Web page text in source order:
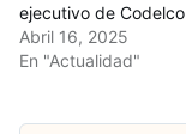
ejecutivo de Codelco
Abril 16, 2025
En "Actualidad"